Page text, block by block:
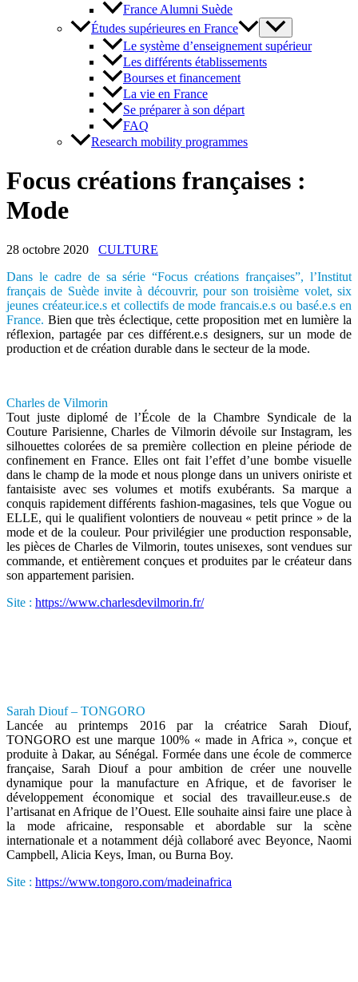
France Alumni Suède
Études supérieures en France
Le système d’enseignement supérieur
Les différents établissements
Bourses et financement
La vie en France
Se préparer à son départ
FAQ
Research mobility programmes
Focus créations françaises :
Mode
28 octobre 2020
CULTURE
Dans le cadre de sa série “Focus créations françaises”, l’Institut
français de Suède invite à découvrir, pour son troisième volet, six
jeunes créateur.ice.s et collectifs de mode francais.e.s ou basé.e.s en
France. Bien que très éclectique, cette proposition met en lumière la
réflexion, partagée par ces différent.e.s designers, sur un mode de
production et de création durable dans le secteur de la mode.
Charles de Vilmorin
Tout juste diplomé de l’École de la Chambre Syndicale de la
Couture Parisienne, Charles de Vilmorin dévoile sur Instagram, les
silhouettes colorées de sa première collection en pleine période de
confinement en France. Elles ont fait l’effet d’une bombe visuelle
dans le champ de la mode et nous plonge dans un univers oniriste et
fantaisiste avec ses volumes et motifs exubérants. Sa marque a
conquis rapidement différents fashion-magasines, tels que Vogue ou
ELLE, qui le qualifient volontiers de nouveau « petit prince » de la
mode et de la couleur. Pour privilégier une production responsable,
les pièces de Charles de Vilmorin, toutes unisexes, sont vendues sur
commande, et entièrement conçues et produites par le créateur dans
son appartement parisien.
Site : https://www.charlesdevilmorin.fr/
Sarah Diouf – TONGORO
Lancée au printemps 2016 par la créatrice Sarah Diouf,
TONGORO est une marque 100% « made in Africa », conçue et
produite à Dakar, au Sénégal. Formée dans une école de commerce
française, Sarah Diouf a pour ambition de créer une nouvelle
dynamique pour la manufacture en Afrique, et de favoriser le
développement économique et social des travailleur.euse.s de
l’artisanat en Afrique de l’Ouest. Elle souhaite ainsi faire une place à
la mode africaine, responsable et abordable sur la scène
internationale et a notamment déjà collaboré avec Beyonce, Naomi
Campbell, Alicia Keys, Iman, ou Burna Boy.
Site : https://www.tongoro.com/madeinafrica